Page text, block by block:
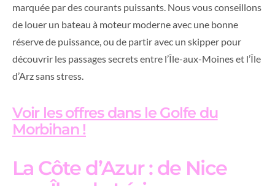
marquée par des courants puissants. Nous vous conseillons
de louer un bateau à moteur moderne avec une bonne
réserve de puissance, ou de partir avec un skipper pour
découvrir les passages secrets entre l’Île-aux-Moines et l’Île
d’Arz sans stress.
Voir les offres dans le Golfe du
Morbihan !
La Côte d’Azur : de Nice